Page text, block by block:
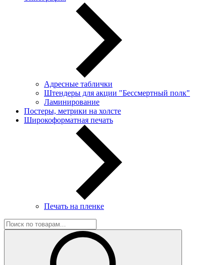
Адресные таблички
Штендеры для акции "Бессмертный полк"
Ламинирование
Постеры, метрики на холсте
Широкоформатная печать
Печать на пленке